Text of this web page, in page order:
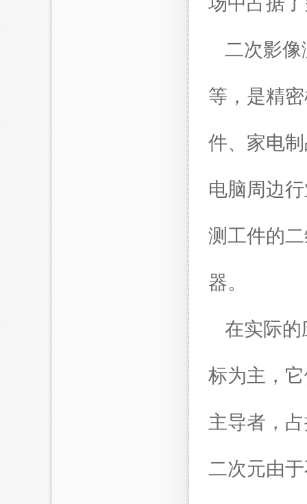
二次影像
等，是精
件、家电
电脑周边
测工件的
器。
在实际的
标为主，
主导者，
二次元由